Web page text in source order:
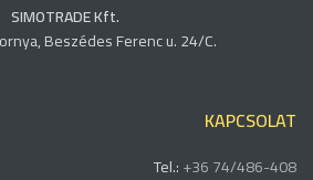
SIMOTRADE Kft.
Beszédes Ferenc u. 24/C.
KAPCSOLAT
Tel.:+36 74/486-408